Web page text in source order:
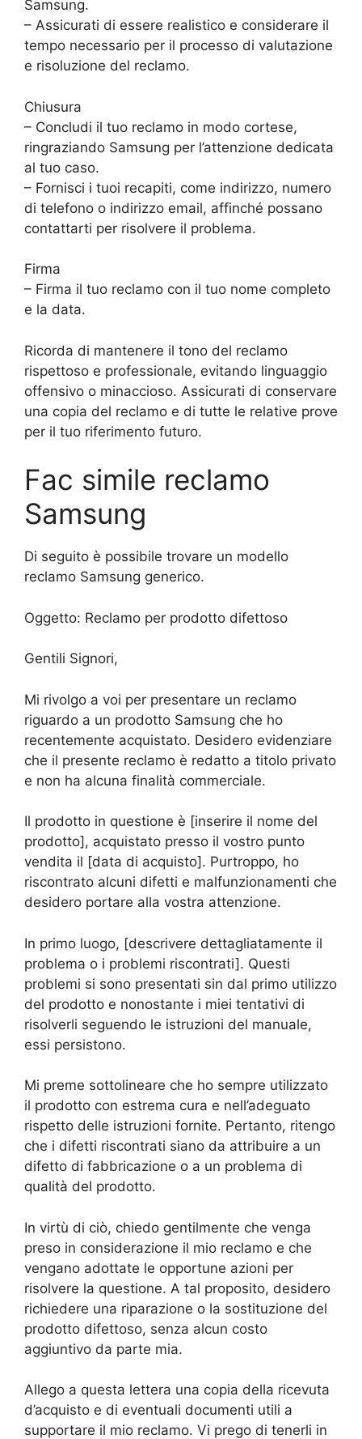
Samsung.
– Assicurati di essere realistico e considerare il
tempo necessario per il processo di valutazione
e risoluzione del reclamo.
Chiusura
– Concludi il tuo reclamo in modo cortese,
ringraziando Samsung per l’attenzione dedicata
al tuo caso.
– Fornisci i tuoi recapiti, come indirizzo, numero
di telefono o indirizzo email, affinché possano
contattarti per risolvere il problema.
Firma
– Firma il tuo reclamo con il tuo nome completo
e la data.
Ricorda di mantenere il tono del reclamo
rispettoso e professionale, evitando linguaggio
offensivo o minaccioso. Assicurati di conservare
una copia del reclamo e di tutte le relative prove
per il tuo riferimento futuro.
Fac simile reclamo
Samsung
Di seguito è possibile trovare un modello
reclamo Samsung generico.
Oggetto: Reclamo per prodotto difettoso
Gentili Signori,
Mi rivolgo a voi per presentare un reclamo
riguardo a un prodotto Samsung che ho
recentemente acquistato. Desidero evidenziare
che il presente reclamo è redatto a titolo privato
e non ha alcuna finalità commerciale.
Il prodotto in questione è [inserire il nome del
prodotto], acquistato presso il vostro punto
vendita il [data di acquisto]. Purtroppo, ho
riscontrato alcuni difetti e malfunzionamenti che
desidero portare alla vostra attenzione.
In primo luogo, [descrivere dettagliatamente il
problema o i problemi riscontrati]. Questi
problemi si sono presentati sin dal primo utilizzo
del prodotto e nonostante i miei tentativi di
risolverli seguendo le istruzioni del manuale,
essi persistono.
Mi preme sottolineare che ho sempre utilizzato
il prodotto con estrema cura e nell’adeguato
rispetto delle istruzioni fornite. Pertanto, ritengo
che i difetti riscontrati siano da attribuire a un
difetto di fabbricazione o a un problema di
qualità del prodotto.
In virtù di ciò, chiedo gentilmente che venga
preso in considerazione il mio reclamo e che
vengano adottate le opportune azioni per
risolvere la questione. A tal proposito, desidero
richiedere una riparazione o la sostituzione del
prodotto difettoso, senza alcun costo
aggiuntivo da parte mia.
Allego a questa lettera una copia della ricevuta
d’acquisto e di eventuali documenti utili a
supportare il mio reclamo. Vi prego di tenerli in